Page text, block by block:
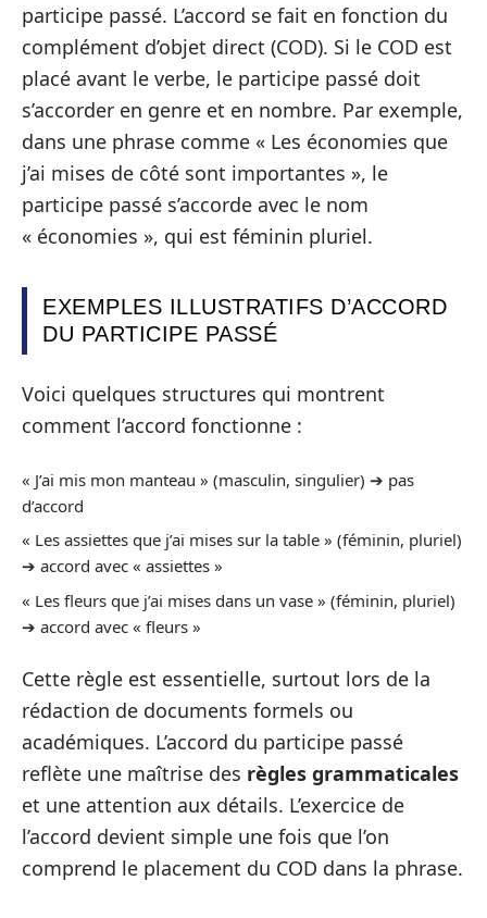
participe passé. L’accord se fait en fonction du
complément d’objet direct (COD). Si le COD est
placé avant le verbe, le participe passé doit
s’accorder en genre et en nombre. Par exemple,
dans une phrase comme « Les économies que
j’ai mises de côté sont importantes », le
participe passé s’accorde avec le nom
« économies », qui est féminin pluriel.
EXEMPLES ILLUSTRATIFS D’ACCORD
DU PARTICIPE PASSÉ
Voici quelques structures qui montrent
comment l’accord fonctionne :
« J’ai mis mon manteau » (masculin, singulier) ➔ pas
d’accord
« Les assiettes que j’ai mises sur la table » (féminin, pluriel)
➔ accord avec « assiettes »
« Les fleurs que j’ai mises dans un vase » (féminin, pluriel)
➔ accord avec « fleurs »
Cette règle est essentielle, surtout lors de la
rédaction de documents formels ou
académiques. L’accord du participe passé
reflète une maîtrise des règles grammaticales
et une attention aux détails. L’exercice de
l’accord devient simple une fois que l’on
comprend le placement du COD dans la phrase.